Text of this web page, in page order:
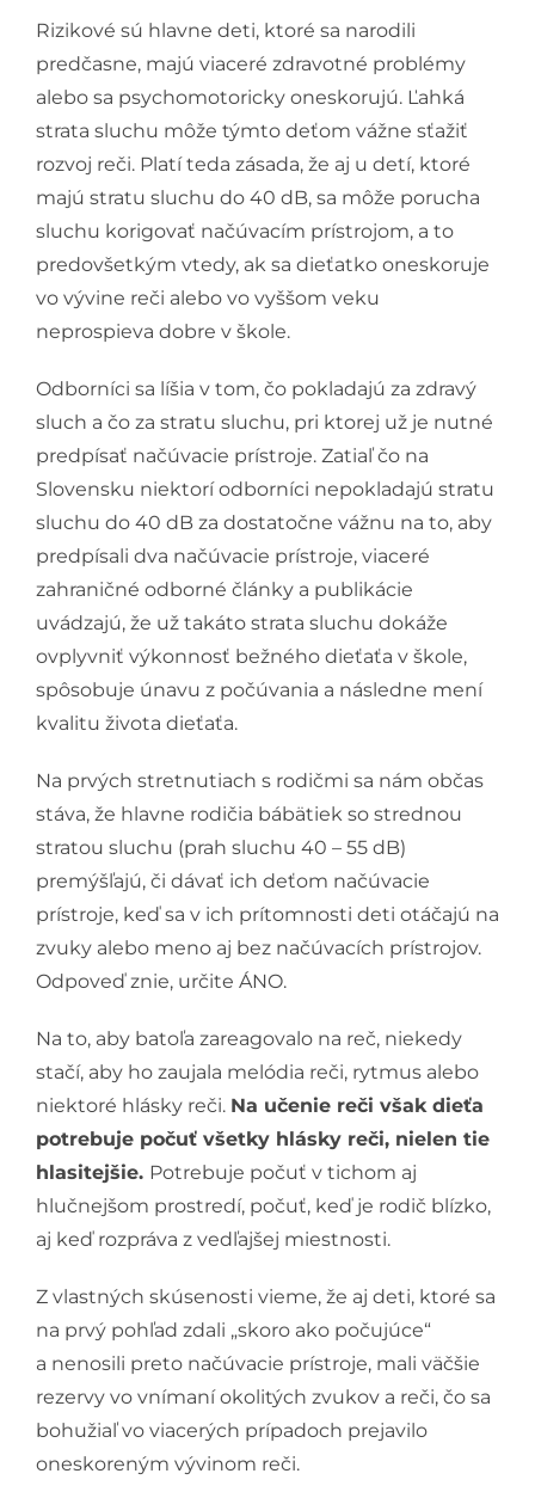
Rizikové sú hlavne deti, ktoré sa narodili
predčasne, majú viaceré zdravotné problémy
alebo sa psychomotoricky oneskorujú. Ľahká
strata sluchu môže týmto deťom vážne sťažiť
rozvoj reči. Platí teda zásada, že aj u detí, ktoré
majú stratu sluchu do 40 dB, sa môže porucha
sluchu korigovať načúvacím prístrojom, a to
predovšetkým vtedy, ak sa dieťatko oneskoruje
vo vývine reči alebo vo vyššom veku
neprospieva dobre v škole.
Odborníci sa líšia v tom, čo pokladajú za zdravý
sluch a čo za stratu sluchu, pri ktorej už je nutné
predpísať načúvacie prístroje. Zatiaľ čo na
Slovensku niektorí odborníci nepokladajú stratu
sluchu do 40 dB za dostatočne vážnu na to, aby
predpísali dva načúvacie prístroje, viaceré
zahraničné odborné články a publikácie
uvádzajú, že už takáto strata sluchu dokáže
ovplyvniť výkonnosť bežného dieťaťa v škole,
spôsobuje únavu z počúvania a následne mení
kvalitu života dieťaťa.
Na prvých stretnutiach s rodičmi sa nám občas
stáva, že hlavne rodičia bábätiek so strednou
stratou sluchu (prah sluchu 40 – 55 dB)
premýšľajú, či dávať ich deťom načúvacie
prístroje, keď sa v ich prítomnosti deti otáčajú na
zvuky alebo meno aj bez načúvacích prístrojov.
Odpoveď znie, určite ÁNO.
Na to, aby batoľa zareagovalo na reč, niekedy
stačí, aby ho zaujala melódia reči, rytmus alebo
niektoré hlásky reči. Na učenie reči však dieťa
potrebuje počuť všetky hlásky reči, nielen tie
hlasitejšie. Potrebuje počuť v tichom aj
hlučnejšom prostredí, počuť, keď je rodič blízko,
aj keď rozpráva z vedľajšej miestnosti.
Z vlastných skúsenosti vieme, že aj deti, ktoré sa
na prvý pohľad zdali „skoro ako počujúce“
a nenosili preto načúvacie prístroje, mali väčšie
rezervy vo vnímaní okolitých zvukov a reči, čo sa
bohužiaľ vo viacerých prípadoch prejavilo
oneskoreným vývinom reči.